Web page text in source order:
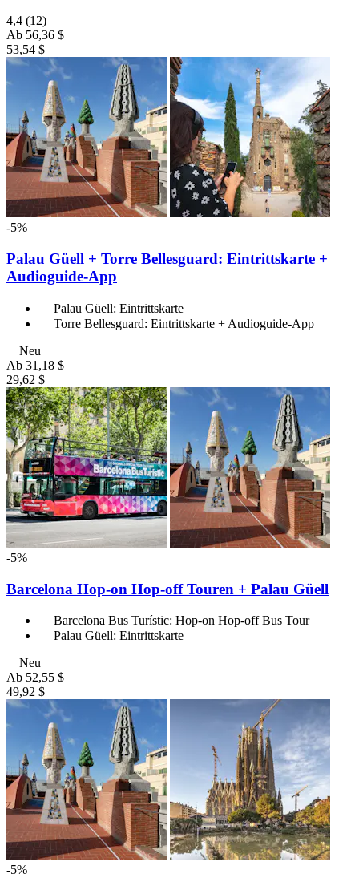
4,4 (12)
Ab 56,36 $
53,54 $
-5%
Palau Güell + Torre Bellesguard: Eintrittskarte +
Audioguide-App
Palau Güell: Eintrittskarte
Torre Bellesguard: Eintrittskarte + Audioguide-App
Neu
Ab 31,18 $
29,62 $
-5%
Barcelona Hop-on Hop-off Touren + Palau Güell
Barcelona Bus Turístic: Hop-on Hop-off Bus Tour
Palau Güell: Eintrittskarte
Neu
Ab 52,55 $
49,92 $
-5%